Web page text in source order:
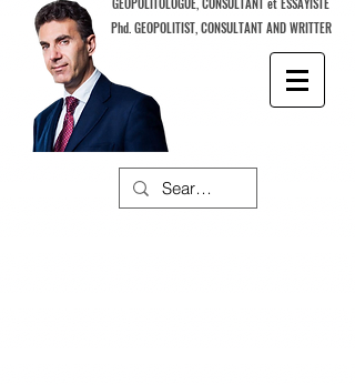
Phd. GEOPOLITIST, CONSULTANT AND WRITTER